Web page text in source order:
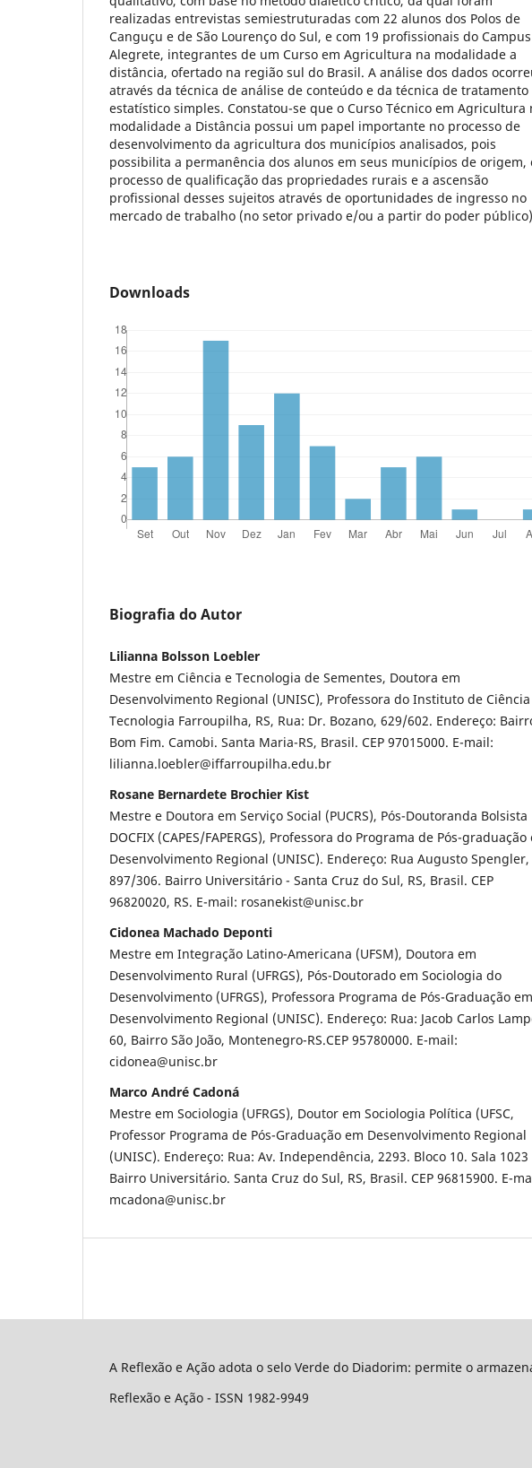
realizadas entrevistas semiestruturadas com 22 alunos dos Polos de
Canguçu e de São Lourenço do Sul, e com 19 profissionais do
Alegrete, integrantes de um Curso em Agricultura na modalidade a
distância, ofertado na região sul do Brasil. A análise dos dados
através da técnica de análise de conteúdo e da técnica de tratamento
estatístico simples. Constatou-se que o Curso Técnico em Agricultura
modalidade a Distância possui um papel importante no processo de
desenvolvimento da agricultura dos municípios analisados, pois
possibilita a permanência dos alunos em seus municípios de origem,
processo de qualificação das propriedades rurais e a ascensão
profissional desses sujeitos através de oportunidades de ingresso no
mercado de trabalho (no setor privado e/ou a partir do poder
Downloads
Biografia do Autor
Lilianna Bolsson Loebler
Mestre em Ciência e Tecnologia de Sementes, Doutora em
Desenvolvimento Regional (UNISC), Professora do Instituto de
Tecnologia Farroupilha, RS, Rua: Dr. Bozano, 629/602. Endereço:
Bom Fim. Camobi. Santa Maria-RS, Brasil. CEP 97015000. E-mail:
lilianna.loebler@iffarroupilha.edu.br
Rosane Bernardete Brochier Kist
Mestre e Doutora em Serviço Social (PUCRS), Pós-Doutoranda Bolsista
DOCFIX (CAPES/FAPERGS), Professora do Programa de Pós-graduação
Desenvolvimento Regional (UNISC). Endereço: Rua Augusto Spengler,
897/306. Bairro Universitário - Santa Cruz do Sul, RS, Brasil. CEP
96820020, RS. E-mail: rosanekist@unisc.br
Cidonea Machado Deponti
Mestre em Integração Latino-Americana (UFSM), Doutora em
Desenvolvimento Rural (UFRGS), Pós-Doutorado em Sociologia do
Desenvolvimento (UFRGS), Professora Programa de Pós-Graduação em
Desenvolvimento Regional (UNISC). Endereço: Rua: Jacob Carlos
60, Bairro São João, Montenegro-RS.CEP 95780000. E-mail:
cidonea@unisc.br
Marco André Cadoná
Mestre em Sociologia (UFRGS), Doutor em Sociologia Política (UFSC,
Professor Programa de Pós-Graduação em Desenvolvimento Regional
(UNISC). Endereço: Rua: Av. Independência, 2293. Bloco 10. Sala 1023
Bairro Universitário. Santa Cruz do Sul, RS, Brasil. CEP 96815900. E-
mcadona@unisc.br
A Reflexão e Ação adota o selo Verde do Diadorim: permite o
Reflexão e Ação - ISSN 1982-9949